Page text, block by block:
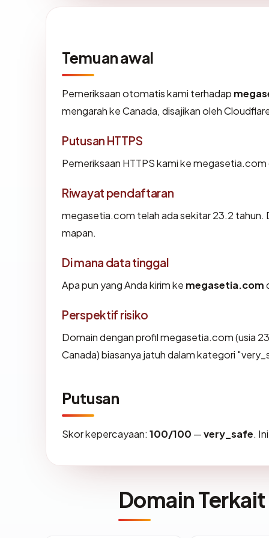
Temuan awal
Pemeriksaan otomatis kami terhadap
mengarah ke Canada, disajikan oleh
Putusan HTTPS
Pemeriksaan HTTPS kami ke
Riwayat pendaftaran
megasetia.com telah ada sekitar 23.2 tahun.
mapan.
Di mana data tinggal
Apa pun yang Anda kirim ke megasetia.com
Perspektif risiko
Domain dengan profil megasetia.com (usia
Canada) biasanya jatuh dalam kategori
Putusan
Skor kepercayaan: 100/100 —very_safe.
Domain Terkait